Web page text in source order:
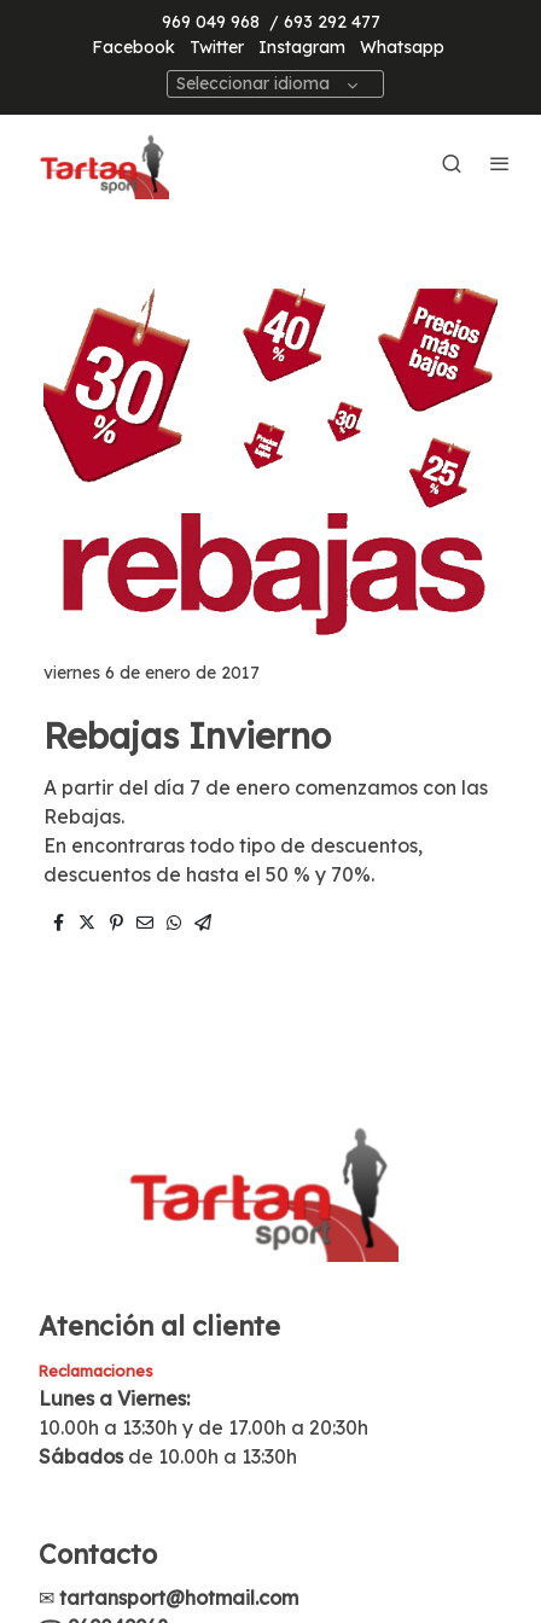
969 049 968 / 693 292 477
Facebook
Twitter Instagram
Whatsapp
Seleccionar idioma
viernes 6 de enero de 2017
Rebajas Invierno
A partir del día 7 de enero comenzamos con las
Rebajas.
En encontraras todo tipo de descuentos,
descuentos de hasta el 50 % y 70%.
Atención al cliente
Reclamaciones
Lunes a Viernes:
10.00h a 13:30h y de 17.00h a 20:30h
Sábados de 10.00h a 13:30h
Contacto
✉ tartansport@hotmail.com